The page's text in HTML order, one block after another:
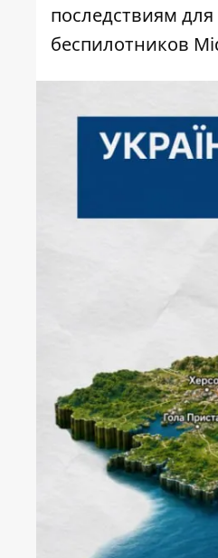
последствиям
беспилотников